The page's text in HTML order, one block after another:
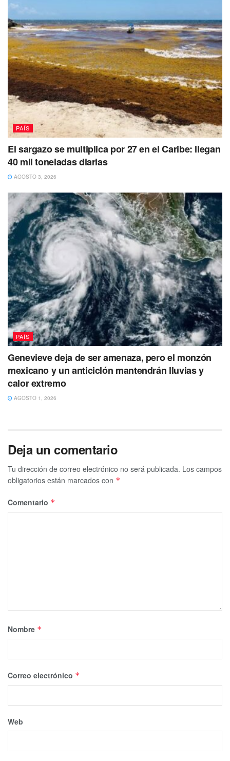
PAÍS
El sargazo se multiplica por 27 en el Caribe: llegan
40 mil toneladas diarias
AGOSTO 3, 2026
PAÍS
Genevieve deja de ser amenaza, pero el monzón
mexicano y un anticiclón mantendrán lluvias y
calor extremo
AGOSTO 1, 2026
Deja un comentario
Tu dirección de correo electrónico no será publicada. Los campos
obligatorios están marcados con *
Comentario *
Nombre *
Correo electrónico *
Web